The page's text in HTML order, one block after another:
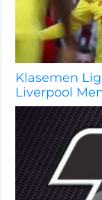
Klasemen
Liverpool